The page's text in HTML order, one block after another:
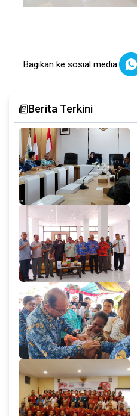
Bagikan ke sosial media:
Berita Terkini